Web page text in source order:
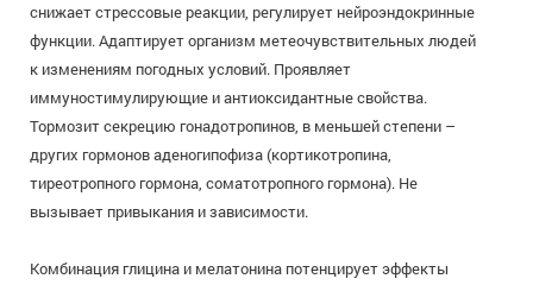
снижает стрессовые реакции, регулирует нейроэндокринные
функции. Адаптирует организм метеочувствительных людей
к изменениям погодных условий. Проявляет
иммуностимулирующие и антиоксидантные свойства.
Тормозит секрецию гонадотропинов, в меньшей степени –
других гормонов аденогипофиза (кортикотропина,
тиреотропного гормона, соматотропного гормона). Не
вызывает привыкания и зависимости.
Комбинация глицина и мелатонина потенцирует эффекты